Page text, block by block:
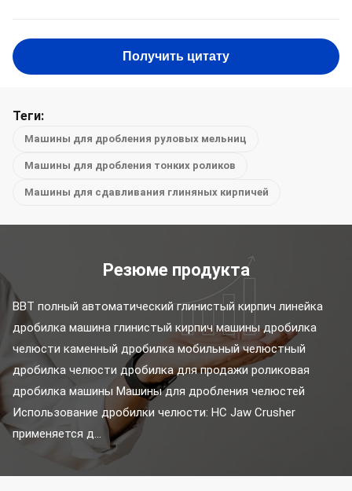
Получить цитату
Теги:
Машины для дробления руловых мельниц
Машины для дробления тонких роликов
Машины для сдавливания глиняных кирпичей
Резюме продукта
BBT полный автоматический глинистый кирпич линейка
дробилка машина глинистый кирпич машины дробилка
челюсти каменный дробилка мобильный челюстный
дробилка челюсти дробилка для продажи роликовая
дробилка машины Машины для дробления челюстей
Использование дробилки челюсти: HC Jaw Crusher
применяется д...